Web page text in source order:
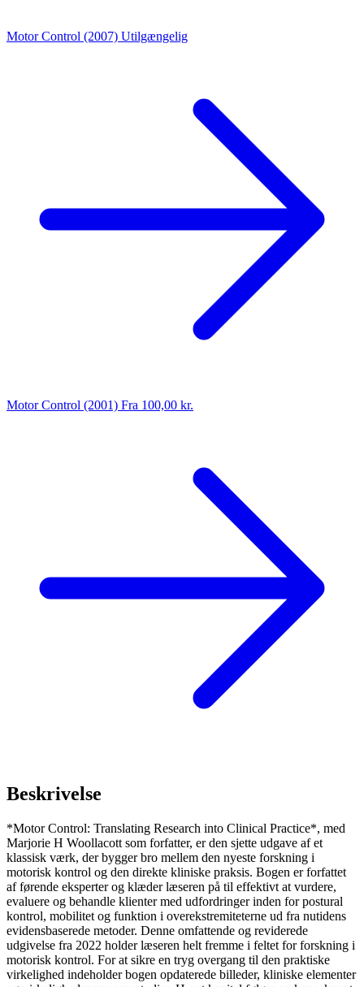
Motor Control (2007) Utilgængelig
Motor Control (2001) Fra 100,00 kr.
Beskrivelse
*Motor Control: Translating Research into Clinical Practice*, med
Marjorie H Woollacott som forfatter, er den sjette udgave af et
klassisk værk, der bygger bro mellem den nyeste forskning i
motorisk kontrol og den direkte kliniske praksis. Bogen er forfattet
af førende eksperter og klæder læseren på til effektivt at vurdere,
evaluere og behandle klienter med udfordringer inden for postural
kontrol, mobilitet og funktion i overekstremiteterne ud fra nutidens
evidensbaserede metoder. Denne omfattende og reviderede
udgivelse fra 2022 holder læseren helt fremme i feltet for forskning i
motorisk kontrol. For at sikre en tryg overgang til den praktiske
virkelighed indeholder bogen opdaterede billeder, kliniske elementer